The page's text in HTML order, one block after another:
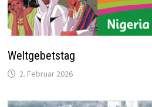
Weltgebetstag
2. Februar 2026